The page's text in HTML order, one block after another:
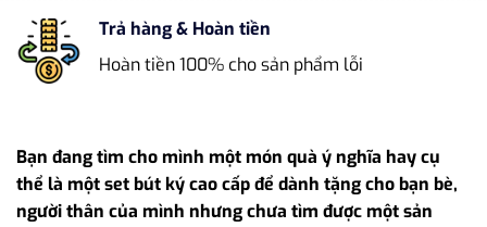
Trả hàng & Hoàn tiền
Hoàn tiền 100% cho sản phẩm lỗi
Bạn đang tìm cho mình một món quà ý nghĩa hay cụ
thể là một set bút ký cao cấp để dành tặng cho bạn bè,
người thân của mình nhưng chưa tìm được một sản